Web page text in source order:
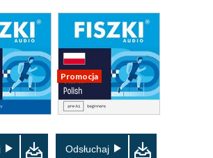
Promocja
Odsłuchaj